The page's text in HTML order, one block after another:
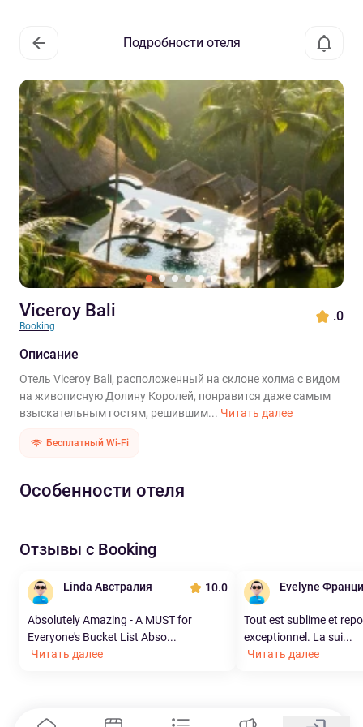
Подробности отеля
Viceroy Bali
Booking
.0
Описание
Отель Viceroy Bali, расположенный на склоне холма с видом
на живописную Долину Королей, понравится даже самым
взыскательным гостям, решившим... Читать далее
Бесплатный Wi-Fi
Особенности отеля
Отзывы с Booking
Linda Австралия 10.0
Absolutely Amazing - A MUST for
Everyone's Bucket List Abso...
Читать далее
Evelyne
Tout est sublime et
exceptionnel. La sui...
Читать далее